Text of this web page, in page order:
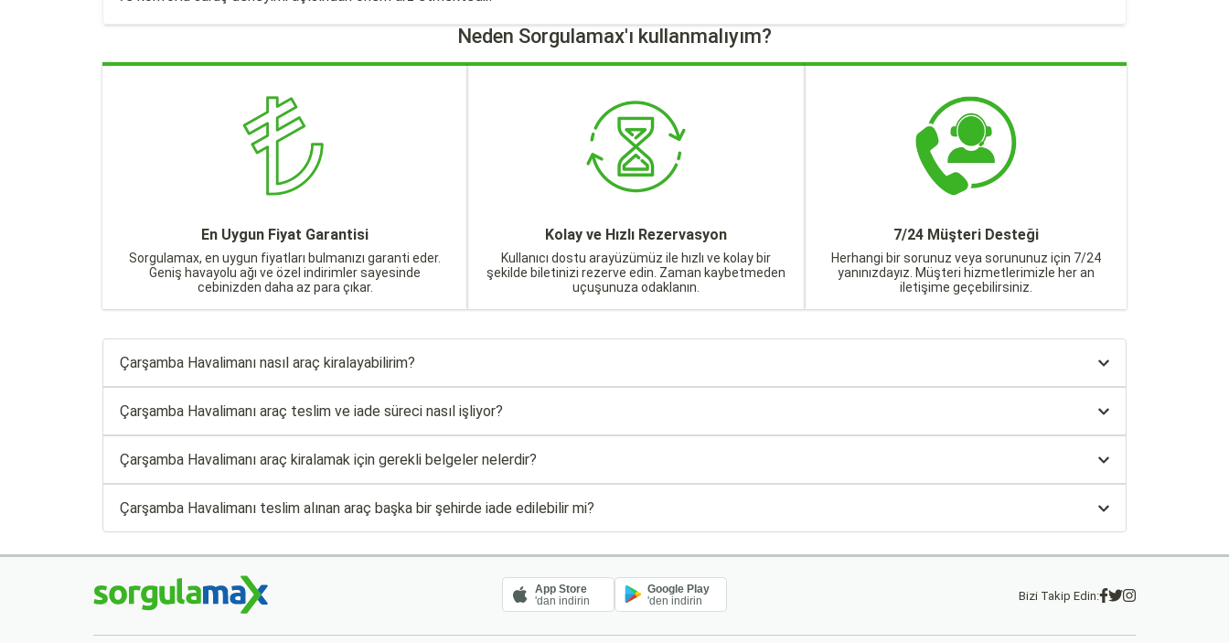
Neden Sorgulamax'ı kullanmalıyım?
En Uygun Fiyat Garantisi
Sorgulamax, en uygun fiyatları bulmanızı garanti eder.
Geniş havayolu ağı ve özel indirimler sayesinde
cebinizden daha az para çıkar.
Kolay ve Hızlı Rezervasyon
Kullanıcı dostu arayüzümüz ile hızlı ve kolay bir
şekilde biletinizi rezerve edin. Zaman kaybetmeden
uçuşunuza odaklanın.
7/24 Müşteri Desteği
Herhangi bir sorunuz veya sorununuz için 7/24
yanınızdayız. Müşteri hizmetlerimizle her an
iletişime geçebilirsiniz.
Çarşamba Havalimanı nasıl araç kiralayabilirim?
Çarşamba Havalimanı araç teslim ve iade süreci nasıl işliyor?
Çarşamba Havalimanı araç kiralamak için gerekli belgeler nelerdir?
Çarşamba Havalimanı teslim alınan araç başka bir şehirde iade edilebilir mi?
App Store
'dan indirin
Google Play
'den indirin Bizi Takip Edin: